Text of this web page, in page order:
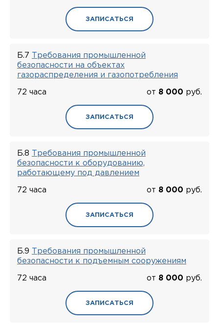
ЗАПИСАТЬСЯ
Б.7
Требования промышленной
безопасности на объектах
газораспределения и газопотребления
72 часа от 8 000 руб.
ЗАПИСАТЬСЯ
Б.8
Требования промышленной
безопасности к оборудованию,
работающему под давлением
72 часа от 8 000 руб.
ЗАПИСАТЬСЯ
Б.9
Требования промышленной
безопасности к подъемным сооружениям
72 часа от 8 000 руб.
ЗАПИСАТЬСЯ